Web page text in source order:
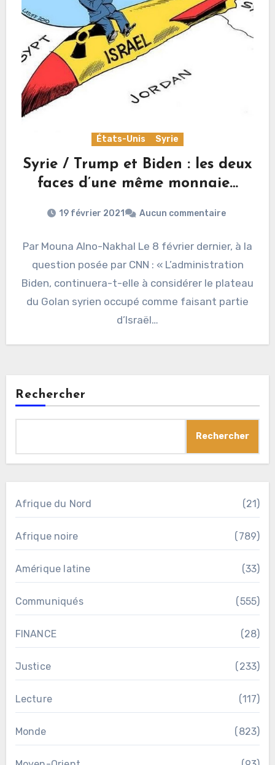
États-Unis Syrie
Syrie / Trump et Biden : les deux
faces d’une même monnaie…
19 février 2021 Aucun commentaire
Par Mouna Alno-Nakhal Le 8 février dernier, à la
question posée par CNN : « L’administration
Biden, continuera-t-elle à considérer le plateau
du Golan syrien occupé comme faisant partie
d’Israël…
Rechercher
Rechercher
Afrique du Nord (21)
Afrique noire (789)
Amérique latine (33)
Communiqués (555)
FINANCE (28)
Justice (233)
Lecture (117)
Monde (823)